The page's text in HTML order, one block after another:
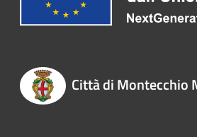
Città di Montecchio